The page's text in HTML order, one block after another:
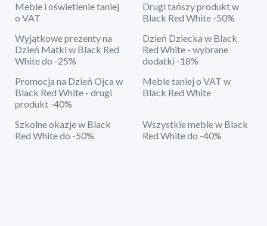
Meble i oświetlenie taniej
o VAT
Drugi tańszy produkt w
Black Red White -50%
Wyjątkowe prezenty na
Dzień Matki w Black Red
White do -25%
Dzień Dziecka w Black
Red White - wybrane
dodatki -18%
Promocja na Dzień Ojca w
Black Red White - drugi
produkt -40%
Meble taniej o VAT w
Black Red White
Szkolne okazje w Black
Red White do -50%
Wszystkie meble w Black
Red White do -40%